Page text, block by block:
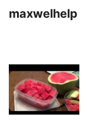
maxwelhelp